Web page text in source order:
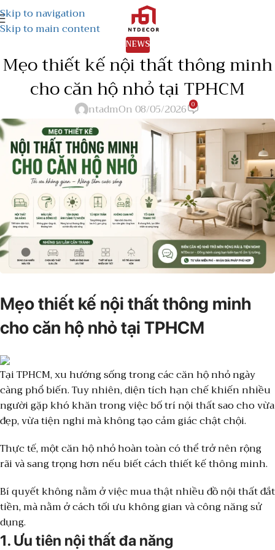
Skip to navigation
Skip to main content
NEWS
Mẹo thiết kế nội thất thông minh
cho căn hộ nhỏ tại TPHCM
ntadmOn 08/05/2026 0
Mẹo thiết kế nội thất thông minh
cho căn hộ nhỏ tại TPHCM
Tại TPHCM, xu hướng sống trong các căn hộ nhỏ ngày
càng phổ biến. Tuy nhiên, diện tích hạn chế khiến nhiều
người gặp khó khăn trong việc bố trí nội thất sao cho vừa
đẹp, vừa tiện nghi mà không tạo cảm giác chật chội.
Thực tế, một căn hộ nhỏ hoàn toàn có thể trở nên rộng
rãi và sang trọng hơn nếu biết cách thiết kế thông minh.
Bí quyết không nằm ở việc mua thật nhiều đồ nội thất đắt
tiền, mà nằm ở cách tối ưu không gian và công năng sử
dụng.
1. Ưu tiên nội thất đa năng